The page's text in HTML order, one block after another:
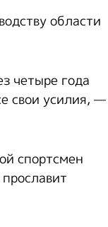
области
четыре года
свои усилия, —
спортсмен